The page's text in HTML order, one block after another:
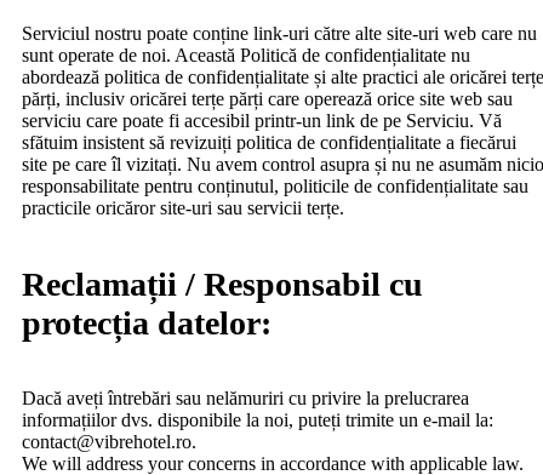
Serviciul nostru poate conține link-uri către alte site-uri web care nu
sunt operate de noi. Această Politică de confidențialitate nu
abordează politica de confidențialitate și alte practici ale oricărei terțe
părți, inclusiv oricărei terțe părți care operează orice site web sau
serviciu care poate fi accesibil printr-un link de pe Serviciu. Vă
sfătuim insistent să revizuiți politica de confidențialitate a fiecărui
site pe care îl vizitați. Nu avem control asupra și nu ne asumăm nicio
responsabilitate pentru conținutul, politicile de confidențialitate sau
practicile oricăror site-uri sau servicii terțe.
Reclamații / Responsabil cu
protecția datelor:
Dacă aveți întrebări sau nelămuriri cu privire la prelucrarea
informațiilor dvs. disponibile la noi, puteți trimite un e-mail la:
contact@vibrehotel.ro.
We will address your concerns in accordance with applicable law.